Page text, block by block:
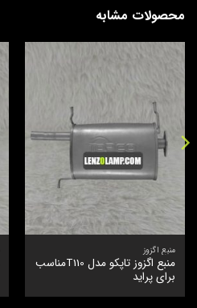
محصولات مشابه
منبع اگزوز
منبع اگزوز تاپکو مدل T110مناسب
برای پراید